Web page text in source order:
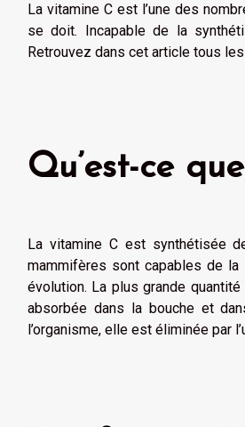
La vitamine C est l’une des
se doit. Incapable de la
Retrouvez dans cet article tous
Qu’est-ce
La vitamine C est synthétisée
mammifères sont capables de
évolution. La plus grande
absorbée dans la bouche et
l’organisme, elle est éliminée par